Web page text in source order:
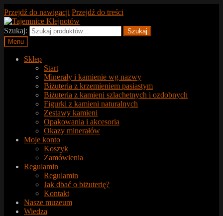
Przejdź do nawigacji Przejdź do treści
Szukaj:
Szukaj
Menu
Sklep
Start
Minerały i kamienie wg nazwy
Biżuteria z krzemieniem pasiastym
Biżuteria z kamieni szlachetnych i ozdobnych
Figurki z kamieni naturalnych
Zestawy kamieni
Opakowania i akcesoria
Okazy minerałów
Moje konto
Koszyk
Zamówienia
Regulamin
Regulamin
Jak dbać o biżuterię?
Kontakt
Nasze muzeum
Wiedza